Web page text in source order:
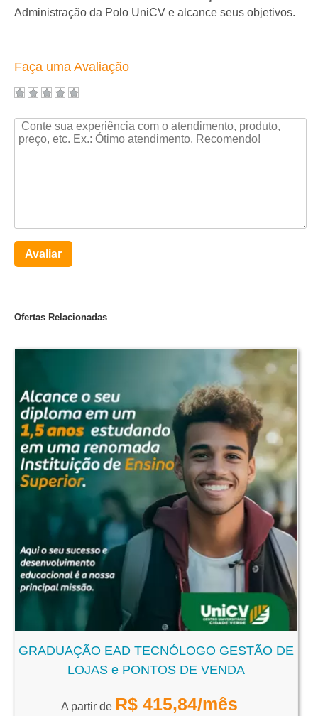
Administração da Polo UniCV e alcance seus objetivos.
Faça uma Avaliação
Avaliar
Ofertas Relacionadas
GRADUAÇÃO EAD TECNÓLOGO GESTÃO DE
LOJAS e PONTOS DE VENDA
A partir de R$ 415,84/mês